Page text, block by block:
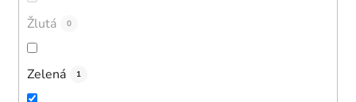
Žlutá 0
Zelená 1